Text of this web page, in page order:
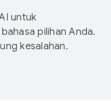
untuk
pilihan Anda.
kesalahan.